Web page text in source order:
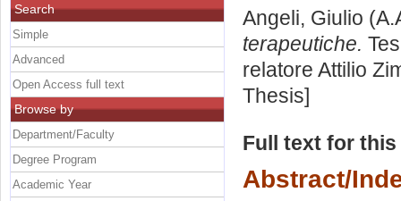
Angeli, Giulio
terapeutiche.
relatore Attilio
Thesis]
Full text for
Abstract/
Search
Simple
Advanced
Open Access full text
Browse by
Department/Faculty
Degree Program
Academic Year